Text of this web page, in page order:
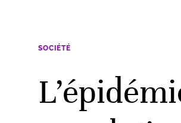
SOCIÉTÉ